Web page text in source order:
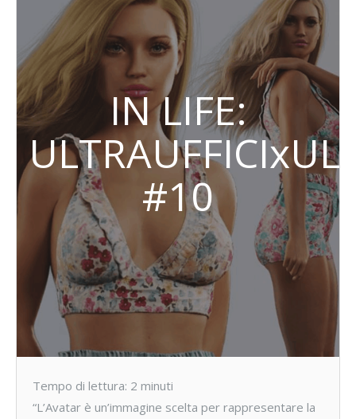
IN LIFE:
#10
Tempo di lettura: 2 minuti
“L’Avatar è un’immagine scelta per rappresentare la